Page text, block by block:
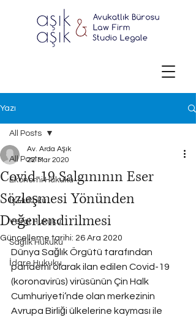
Yazı
All Posts
Ekonomi Hukuku
İş Hukuku
Vergi Hukuku
Sağlık Hukuku
İdare Hukuku
All Posts
Covid-19 Salgınının Eser
Sözleşmesi Yönünden
Değerlendirilmesi
Av. Arda Aşık
22 Mar 2020
Güncelleme tarihi: 26 Ara 2020
Dünya Sağlık Örgütü tarafından
pandemi olarak ilan edilen Covid-19
(koronavirüs) virüsünün Çin Halk
Cumhuriyeti’nde olan merkezinin
Avrupa Birliği ülkelerine kayması ile